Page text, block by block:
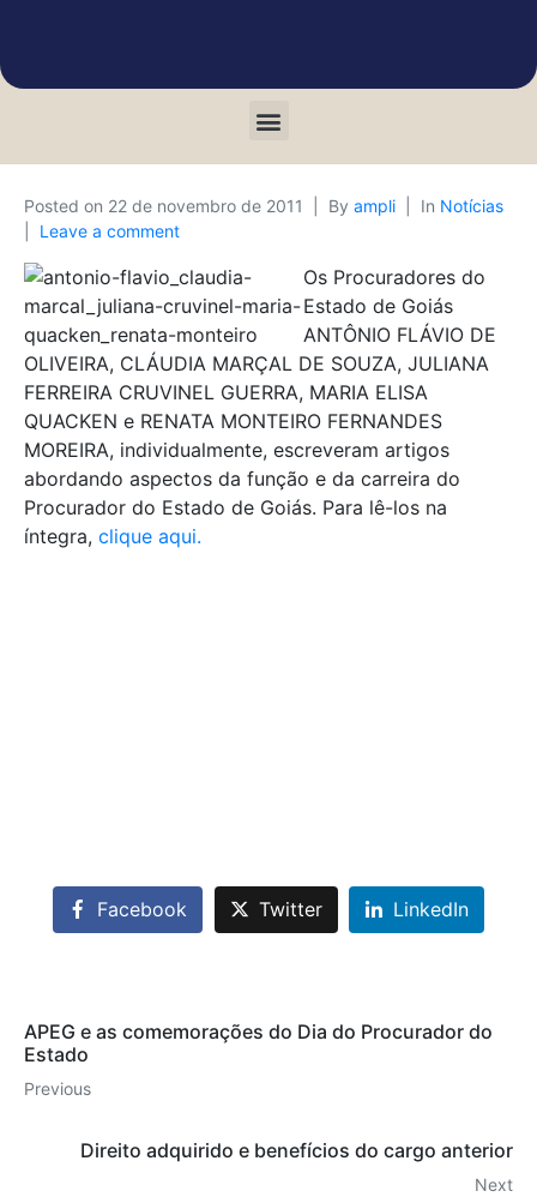
Posted on 22 de novembro de 2011 By ampli In Notícias
Leave a comment
Os Procuradores do
Estado de Goiás
ANTÔNIO FLÁVIO DE
OLIVEIRA, CLÁUDIA MARÇAL DE SOUZA, JULIANA
FERREIRA CRUVINEL GUERRA, MARIA ELISA
QUACKEN e RENATA MONTEIRO FERNANDES
MOREIRA, individualmente, escreveram artigos
abordando aspectos da função e da carreira do
Procurador do Estado de Goiás. Para lê-los na
íntegra, clique aqui.
Facebook Twitter LinkedIn
APEG e as comemorações do Dia do Procurador do
Estado
Previous
Direito adquirido e benefícios do cargo anterior
Next